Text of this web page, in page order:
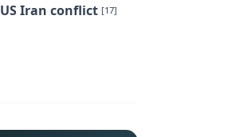
US Iran conflict [17]